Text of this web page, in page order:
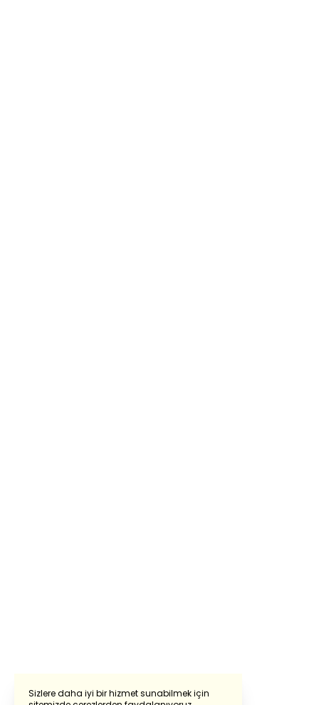
Sizlere daha iyi bir hizmet sunabilmek için